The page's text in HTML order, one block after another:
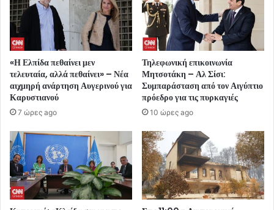
«Η Ελπίδα πεθαίνει μεν
τελευταία, αλλά πεθαίνει» – Νέα
αιχμηρή ανάρτηση Αυγερινού για
Καρυστιανού
7 ώρες ago
Τηλεφωνική επικοινωνία
Μητσοτάκη – Αλ Σίσι:
Συμπαράσταση από τον Αιγύπτιο
πρόεδρο για τις πυρκαγιές
10 ώρες ago